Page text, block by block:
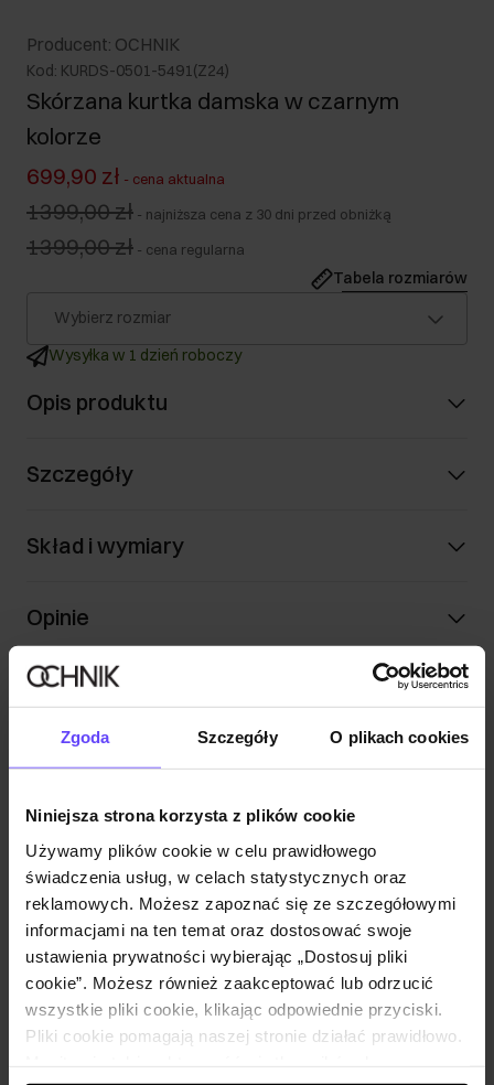
Zgoda Szczegóły O plikach cookies
Niniejsza strona korzysta z plików cookie
Używamy plików cookie w celu prawidłowego
świadczenia usług, w celach statystycznych oraz
reklamowych. Możesz zapoznać się ze szczegółowymi
informacjami na ten temat oraz dostosować swoje
ustawienia prywatności wybierając „Dostosuj pliki
cookie”. Możesz również zaakceptować lub odrzucić
wszystkie pliki cookie, klikając odpowiednie przyciski.
Pliki cookie pomagają naszej stronie działać prawidłowo.
Producent: OCHNIK
Kod: KURDS-0501-5491(Z24)
Skórzana kurtka damska w czarnym
kolorze
699,90 zł - cena aktualna
1399,00 zł - najniższa cena z 30 dni przed obniżką
1399,00 zł - cena regularna
Tabela rozmiarów
Wybierz rozmiar
Wysyłka w 1 dzień roboczy
Opis produktu
Szczegóły
Skład i wymiary
Opinie
Zestaw
Torebka damska bordowa TOREC-0205D-
69,90 zł
99,90 zł-najniższa cena z 30 dni przed obniżką
Dodaj do koszyka
Czarny sweter damski SWEDT-0211-
69,90 zł
119,90 zł - najniższa cena z 30 dni przed